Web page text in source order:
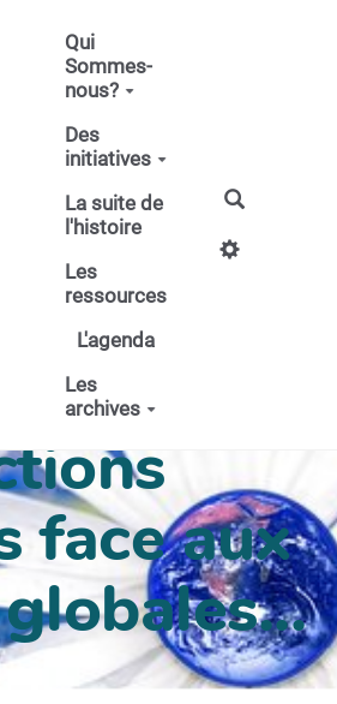
Qui
Sommes-
nous?
Des
initiatives
La suite de
l'histoire
Les
ressources
L'agenda
Les
archives
face aux